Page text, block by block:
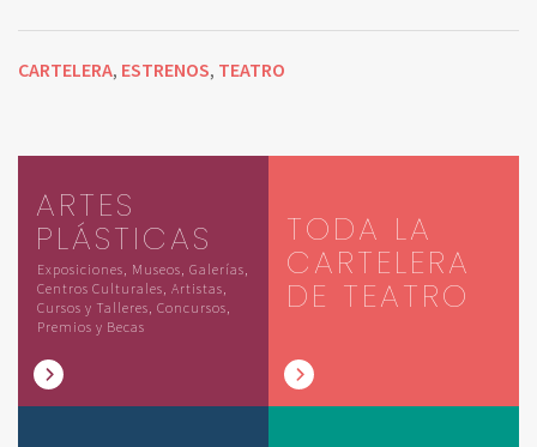
CARTELERA, ESTRENOS, TEATRO
ARTES
PLÁSTICAS
Exposiciones, Museos, Galerías,
Centros Culturales, Artistas,
Cursos y Talleres, Concursos,
Premios y Becas
TODA LA
CARTELERA
DE TEATRO